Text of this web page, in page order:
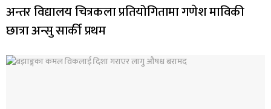
अन्तर विद्यालय चित्रकला प्रतियोगितामा गणेश माविकी
छात्रा अन्सु सार्की प्रथम